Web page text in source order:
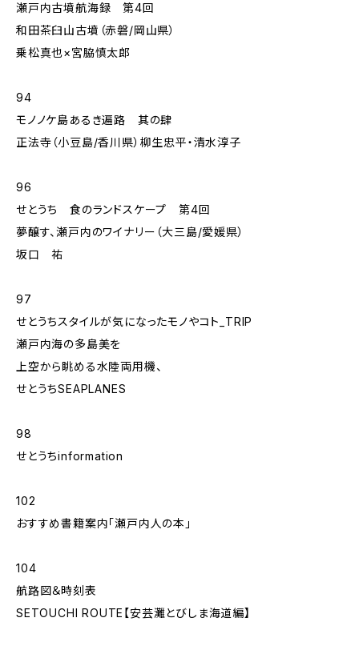
瀬戸内古墳航海録 第4回
和田茶臼山古墳（赤磐/岡山県）
乗松真也×宮脇慎太郎
94
モノノケ島あるき遍路 其の肆
正法寺（小豆島/香川県）柳生忠平・清水淳子
96
せとうち 食のランドスケープ 第4回
夢醸す、瀬戸内のワイナリー（大三島/愛媛県）
坂口 祐
97
せとうちスタイルが気になったモノやコト_TRIP
瀬戸内海の多島美を
上空から眺める水陸両用機、
せとうちSEAPLANES
98
せとうちinformation
102
おすすめ書籍案内「瀬戸内人の本」
104
航路図＆時刻表
SETOUCHI ROUTE【安芸灘とびしま海道編】